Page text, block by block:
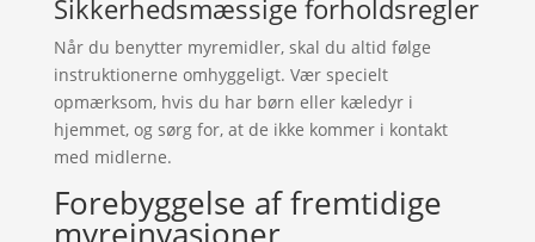
Sikkerhedsmæssige forholdsregler
Når du benytter myremidler, skal du altid følge
instruktionerne omhyggeligt. Vær specielt
opmærksom, hvis du har børn eller kæledyr i
hjemmet, og sørg for, at de ikke kommer i kontakt
med midlerne.
Forebyggelse af fremtidige